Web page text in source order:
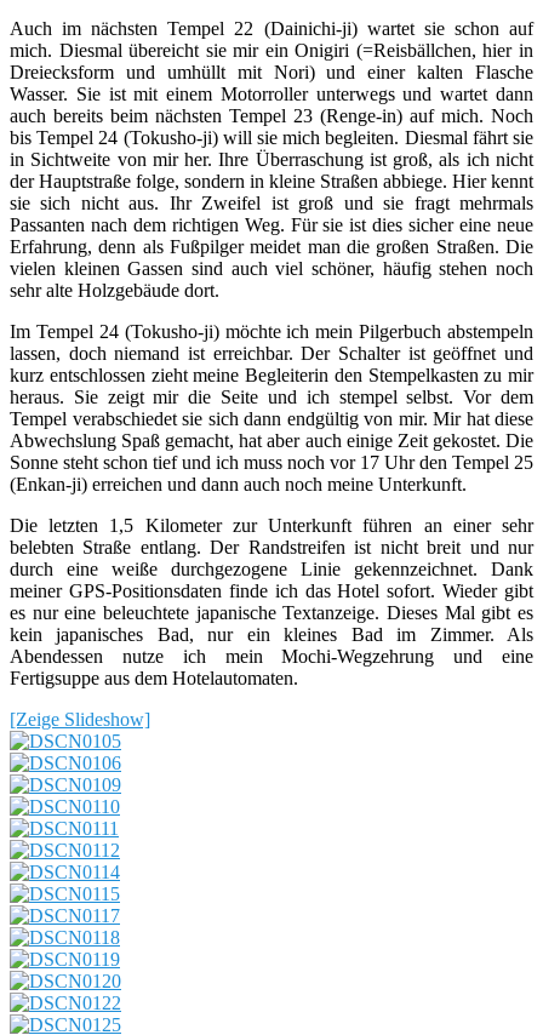
Auch im nächsten Tempel 22 (Dainichi-ji) wartet sie schon auf
mich. Diesmal übereicht sie mir ein Onigiri (=Reisbällchen, hier in
Dreiecksform und umhüllt mit Nori) und einer kalten Flasche
Wasser. Sie ist mit einem Motorroller unterwegs und wartet dann
auch bereits beim nächsten Tempel 23 (Renge-in) auf mich. Noch
bis Tempel 24 (Tokusho-ji) will sie mich begleiten. Diesmal fährt sie
in Sichtweite von mir her. Ihre Überraschung ist groß, als ich nicht
der Hauptstraße folge, sondern in kleine Straßen abbiege. Hier kennt
sie sich nicht aus. Ihr Zweifel ist groß und sie fragt mehrmals
Passanten nach dem richtigen Weg. Für sie ist dies sicher eine neue
Erfahrung, denn als Fußpilger meidet man die großen Straßen. Die
vielen kleinen Gassen sind auch viel schöner, häufig stehen noch
sehr alte Holzgebäude dort.
Im Tempel 24 (Tokusho-ji) möchte ich mein Pilgerbuch abstempeln
lassen, doch niemand ist erreichbar. Der Schalter ist geöffnet und
kurz entschlossen zieht meine Begleiterin den Stempelkasten zu mir
heraus. Sie zeigt mir die Seite und ich stempel selbst. Vor dem
Tempel verabschiedet sie sich dann endgültig von mir. Mir hat diese
Abwechslung Spaß gemacht, hat aber auch einige Zeit gekostet. Die
Sonne steht schon tief und ich muss noch vor 17 Uhr den Tempel 25
(Enkan-ji) erreichen und dann auch noch meine Unterkunft.
Die letzten 1,5 Kilometer zur Unterkunft führen an einer sehr
belebten Straße entlang. Der Randstreifen ist nicht breit und nur
durch eine weiße durchgezogene Linie gekennzeichnet. Dank
meiner GPS-Positionsdaten finde ich das Hotel sofort. Wieder gibt
es nur eine beleuchtete japanische Textanzeige. Dieses Mal gibt es
kein japanisches Bad, nur ein kleines Bad im Zimmer. Als
Abendessen nutze ich mein Mochi-Wegzehrung und eine
Fertigsuppe aus dem Hotelautomaten.
[Zeige Slideshow]